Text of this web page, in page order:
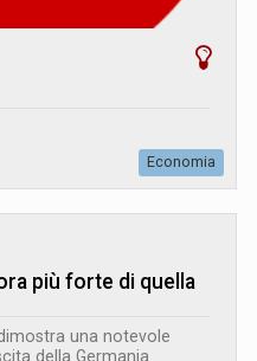
Economia
più forte di quella
una notevole
della Germania